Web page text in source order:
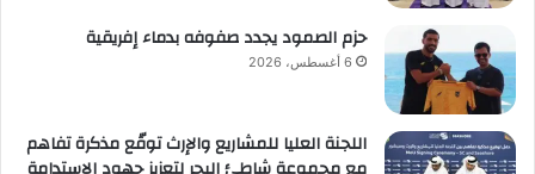
حزم الصمود يجدد صفوفه بدماء إفريقية
6 أغسطس، 2026
اللجنة العليا للمشاريع والإرث توقّع مذكرة تفاهم